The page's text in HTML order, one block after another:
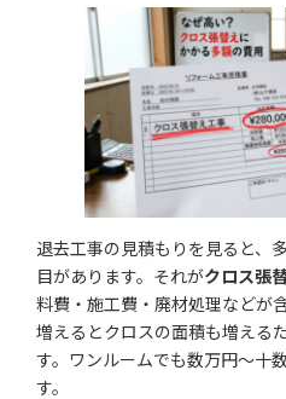
退去工事の見積もりを見ると、
目があります。それがクロス張
料費・施工費・廃材処理などが
増えるとクロスの面積も増える
す。ワンルームでも数万円〜十
す。